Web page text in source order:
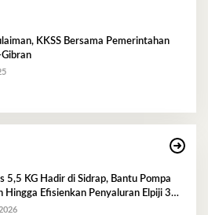
KKSS Bersama Pemerintahan
5,5 KG Hadir di Sidrap, Bantu Pompa
Hingga Efisienkan Penyaluran Elpiji 3